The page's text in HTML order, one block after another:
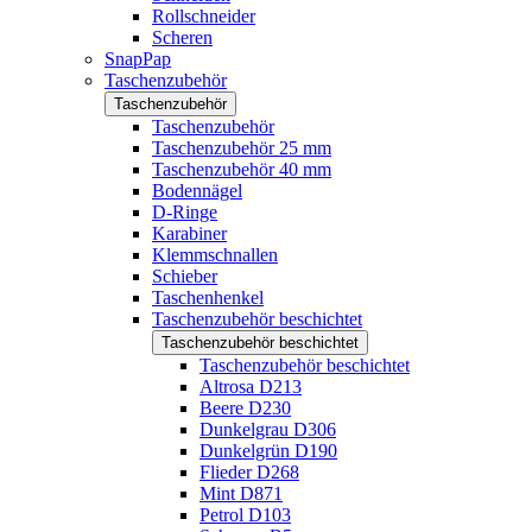
Rollschneider
Scheren
SnapPap
Taschenzubehör
Taschenzubehör
Taschenzubehör
Taschenzubehör 25 mm
Taschenzubehör 40 mm
Bodennägel
D-Ringe
Karabiner
Klemmschnallen
Schieber
Taschenhenkel
Taschenzubehör beschichtet
Taschenzubehör beschichtet
Taschenzubehör beschichtet
Altrosa D213
Beere D230
Dunkelgrau D306
Dunkelgrün D190
Flieder D268
Mint D871
Petrol D103